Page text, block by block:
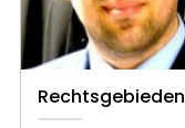
Rechtsgebieden